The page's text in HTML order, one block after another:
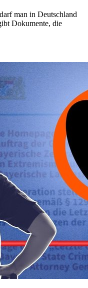
man in Deutschland
Dokumente, die